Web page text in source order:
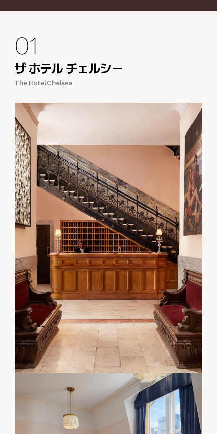
01
ザ ホテル チェルシー
The Hotel Chelsea